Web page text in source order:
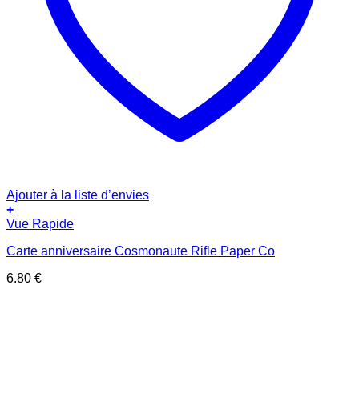
Ajouter à la liste d’envies
+
Vue Rapide
Carte anniversaire Cosmonaute Rifle Paper Co
6.80 €